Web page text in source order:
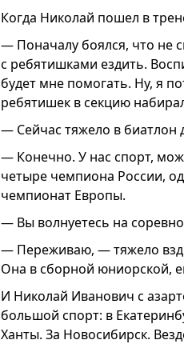
Когда Николай пошел в
— Поначалу боялся, что не
с ребятишками ездить.
будет мне помогать. Ну, я
ребятишек в секцию
— Сейчас тяжело в биатлон
— Конечно. У нас спорт,
четыре чемпиона России,
чемпионат Европы.
— Вы волнуетесь на
— Переживаю, — тяжело
Она в сборной юниорской,
И Николай Иванович с
большой спорт: в
Ханты. За Новосибирск.